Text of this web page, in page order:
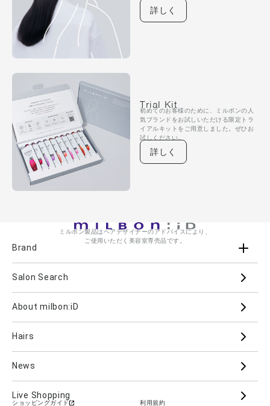
詳しく
Trial Kit
初めてのお客様のために、ミルボンの人
気ブランドをお試しいただける限定トラ
イアルキットをご用意しました。ぜひお
試しください。
詳しく
ミルボン製品はヘアデザイナーのアドバイスにより、
ご使用いただく美容室専売品です。
Brand
Aujua milbon
PJOLI
Salon Search
About milbon:iD
Hairs
News
Live Shopping
ショッピングガイド 利用規約